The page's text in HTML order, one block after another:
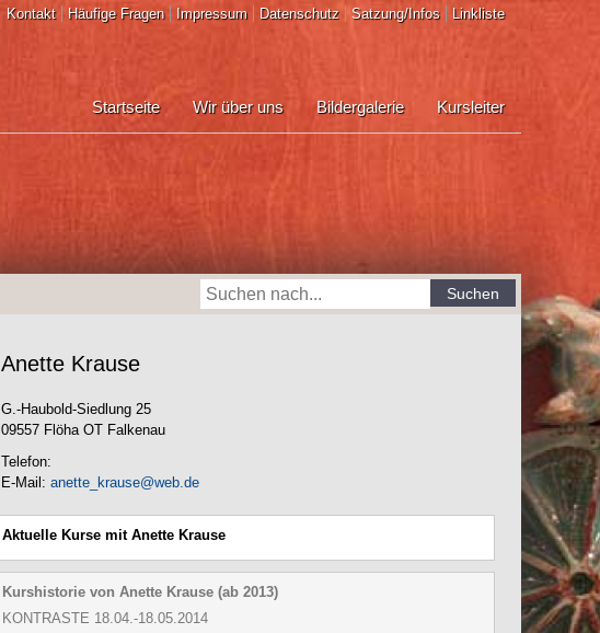
Kontakt Häufige Fragen Impressum Datenschutz Satzung/Infos Linkliste
Kursleiter
Bildergalerie
Wir über uns
Startseite
Suchen
Anette Krause
G.-Haubold-Siedlung 25
09557 Flöha OT Falkenau
Telefon:
E-Mail:anette_krause@web.de
Aktuelle Kurse mit Anette Krause
Kurshistorie von Anette Krause (ab 2013)
KONTRASTE 18.04.-18.05.2014